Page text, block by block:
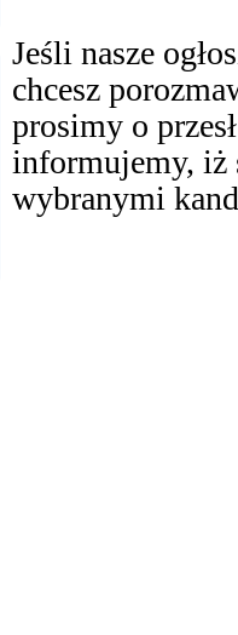
Jeśli nasze
chcesz
prosimy o
informujemy, iż
wybranymi